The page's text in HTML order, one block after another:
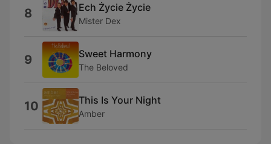
8 Ech Życie Życie
Mister Dex
9 Sweet Harmony
The Beloved
10 This Is Your Night
Amber